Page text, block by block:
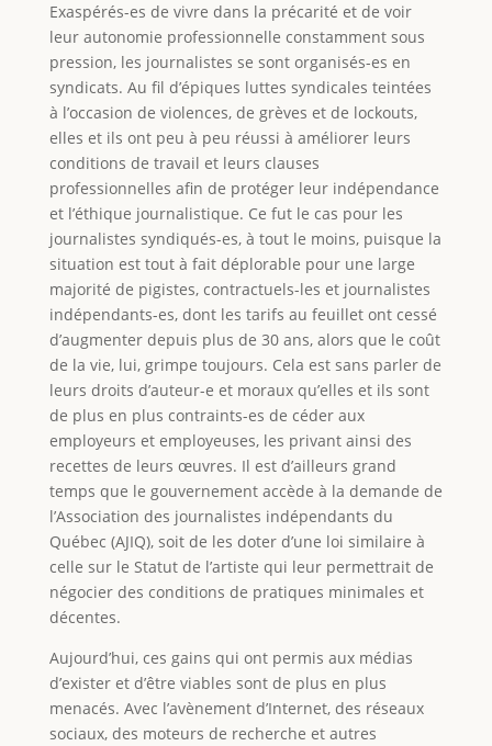
Exaspérés-es de vivre dans la précarité et de voir
leur autonomie professionnelle constamment sous
pression, les journalistes se sont organisés-es en
syndicats. Au fil d’épiques luttes syndicales teintées
à l’occasion de violences, de grèves et de lockouts,
elles et ils ont peu à peu réussi à améliorer leurs
conditions de travail et leurs clauses
professionnelles afin de protéger leur indépendance
et l’éthique journalistique. Ce fut le cas pour les
journalistes syndiqués-es, à tout le moins, puisque la
situation est tout à fait déplorable pour une large
majorité de pigistes, contractuels-les et journalistes
indépendants-es, dont les tarifs au feuillet ont cessé
d’augmenter depuis plus de 30 ans, alors que le coût
de la vie, lui, grimpe toujours. Cela est sans parler de
leurs droits d’auteur-e et moraux qu’elles et ils sont
de plus en plus contraints-es de céder aux
employeurs et employeuses, les privant ainsi des
recettes de leurs œuvres. Il est d’ailleurs grand
temps que le gouvernement accède à la demande de
l’Association des journalistes indépendants du
Québec (AJIQ), soit de les doter d’une loi similaire à
celle sur le Statut de l’artiste qui leur permettrait de
négocier des conditions de pratiques minimales et
décentes.
Aujourd’hui, ces gains qui ont permis aux médias
d’exister et d’être viables sont de plus en plus
menacés. Avec l’avènement d’Internet, des réseaux
sociaux, des moteurs de recherche et autres